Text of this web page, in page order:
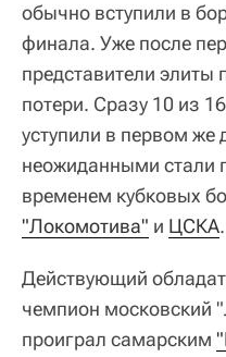
обычно вступили в
финала. Уже после
представители элиты
потери. Сразу 10 из
уступили в первом же
неожиданными стали
временем кубковых
"Локомотива" и ЦСКА.
Действующий
чемпион московский
проиграл самарским